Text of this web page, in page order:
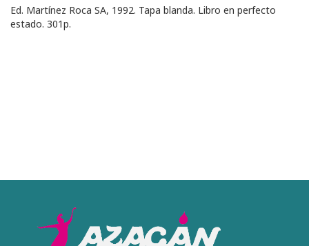
Ed. Martínez Roca SA, 1992. Tapa blanda. Libro en perfecto
estado. 301p.